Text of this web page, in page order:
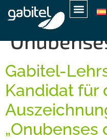
Gabitel-
Kandidat für
„Onubenses